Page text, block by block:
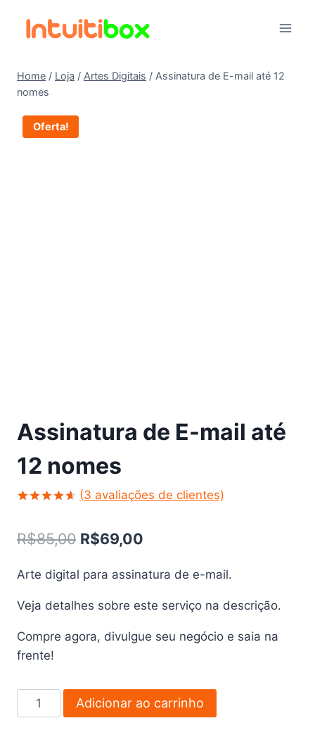
Home / Loja / Artes Digitais / Assinatura de E-mail até 12
nomes
Oferta!
Assinatura de E-mail até
12 nomes
de 5, com
baseado
avaliações
(3 avaliações de clientes)
R$85,00 O
original
era:
R$85,00.
R$69,00
atual
é:
R$69,00.
Arte digital para assinatura de e-mail.
Veja detalhes sobre este serviço na descrição.
Compre agora, divulgue seu negócio e saia na
frente!
Assinatura
de
Adicionar ao carrinho